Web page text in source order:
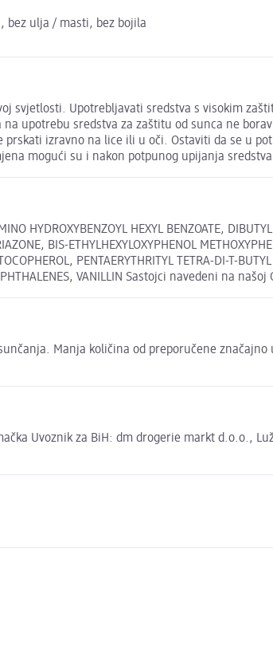
bez ulja / masti, bez bojila
svjetlosti. Upotrebljavati sredstva s visokim
upotrebu sredstva za zaštitu od sunca ne
izravno na lice ili u oči. Ostaviti da se u
mogući su i nakon potpunog upijanja
HYDROXYBENZOYL HEXYL BENZOATE,
BIS-ETHYLHEXYLOXYPHENOL
PENTAERYTHRITYL TETRA-DI-T-
VANILLIN Sastojci navedeni na
Manja količina od preporučene
Uvoznik za BiH: dm drogerie markt d.o.o.,